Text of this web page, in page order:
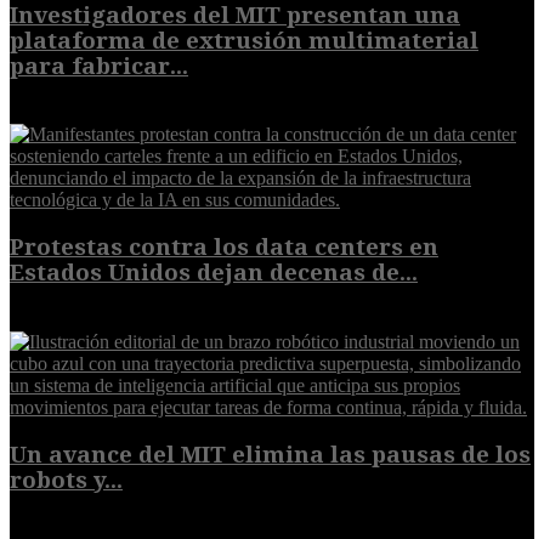
Investigadores del MIT presentan una
plataforma de extrusión multimaterial
para fabricar...
Protestas contra los data centers en
Estados Unidos dejan decenas de...
Un avance del MIT elimina las pausas de los
robots y...